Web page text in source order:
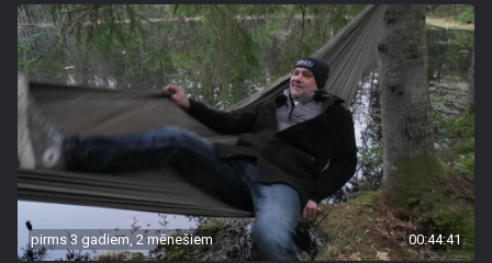
pirms 3 gadiem, 2 mēnešiem 00:44:41